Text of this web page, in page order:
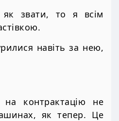
звати, то я всім
навіть за нею,
контрактацію не
як тепер. Це